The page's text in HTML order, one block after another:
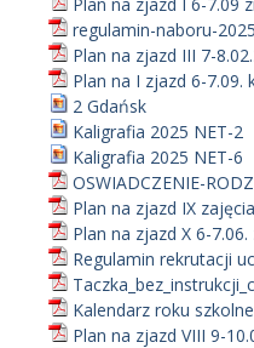
regulamin-naboru-
Plan na zjazd III 7-
Plan na I zjazd 6-7.09.
2 Gdańsk
Kaligrafia 2025 NET-2
Kaligrafia 2025 NET-6
OSWIADCZENIE-
Plan na zjazd IX
Plan na zjazd X 6-
Regulamin rekrutacji
Kalendarz roku
Plan na zjazd VIII 9-